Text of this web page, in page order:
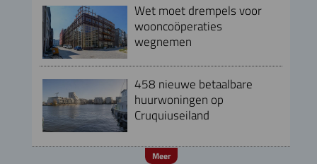
Wet moet drempels voor
wooncoöperaties
wegnemen
458 nieuwe betaalbare
huurwoningen op
Cruquiuseiland
Meer